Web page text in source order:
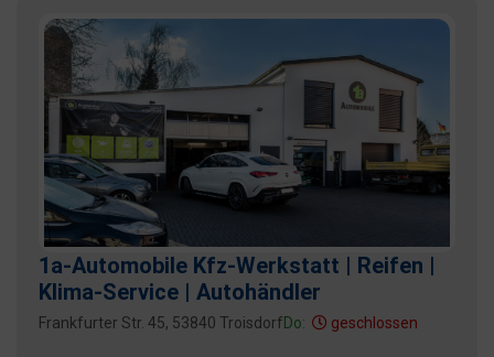
1a-Automobile Kfz-Werkstatt | Reifen |
Klima-Service | Autohändler
Frankfurter Str. 45, 53840 TroisdorfDo: geschlossen